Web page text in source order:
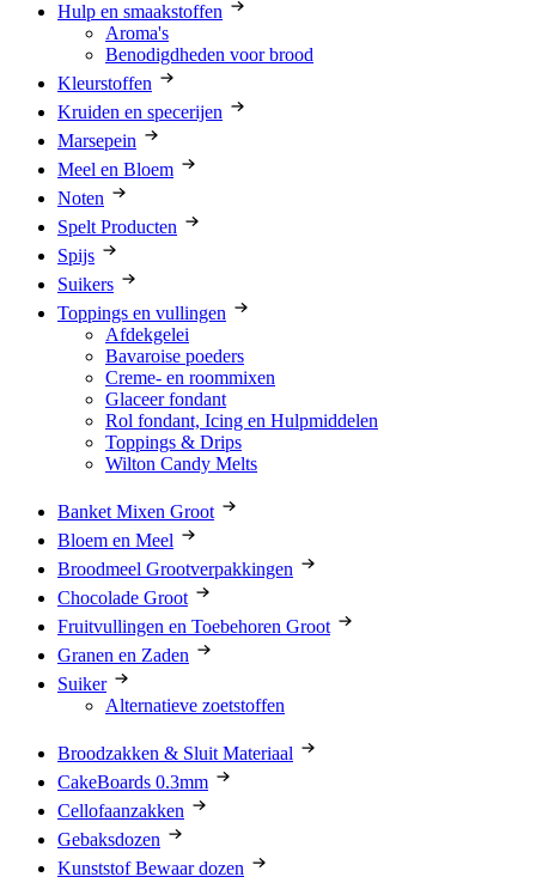
Hulp en smaakstoffen
Aroma's
Benodigdheden voor brood
Kleurstoffen
Kruiden en specerijen
Marsepein
Meel en Bloem
Noten
Spelt Producten
Spijs
Suikers
Toppings en vullingen
Afdekgelei
Bavaroise poeders
Creme- en roommixen
Glaceer fondant
Rol fondant, Icing en Hulpmiddelen
Toppings & Drips
Wilton Candy Melts
Banket Mixen Groot
Bloem en Meel
Broodmeel Grootverpakkingen
Chocolade Groot
Fruitvullingen en Toebehoren Groot
Granen en Zaden
Suiker
Alternatieve zoetstoffen
Broodzakken & Sluit Materiaal
CakeBoards 0.3mm
Cellofaanzakken
Gebaksdozen
Kunststof Bewaar dozen